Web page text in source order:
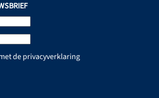
de privacyverklaring